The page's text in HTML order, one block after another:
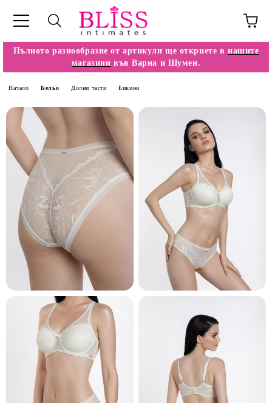
Пълното разнообразие от артикули ще откриете в нашите
магазини във Варна и Шумен.
Начало Бельо Долни части Бикини